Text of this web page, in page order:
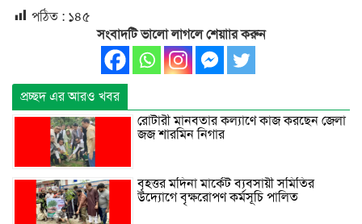
পঠিত : ১৪৫
সংবাদটি ভালো লাগলে শেয়াার করুন
প্রচ্ছদ এর আরও খবর
রোটারী মানবতার কল্যাণে কাজ করছেন জেলা
জজ শারমিন নিগার
বৃহত্তর মদিনা মার্কেট ব্যবসায়ী সমিতির
উদ্যোগে বৃক্ষরোপণ কর্মসূচি পালিত